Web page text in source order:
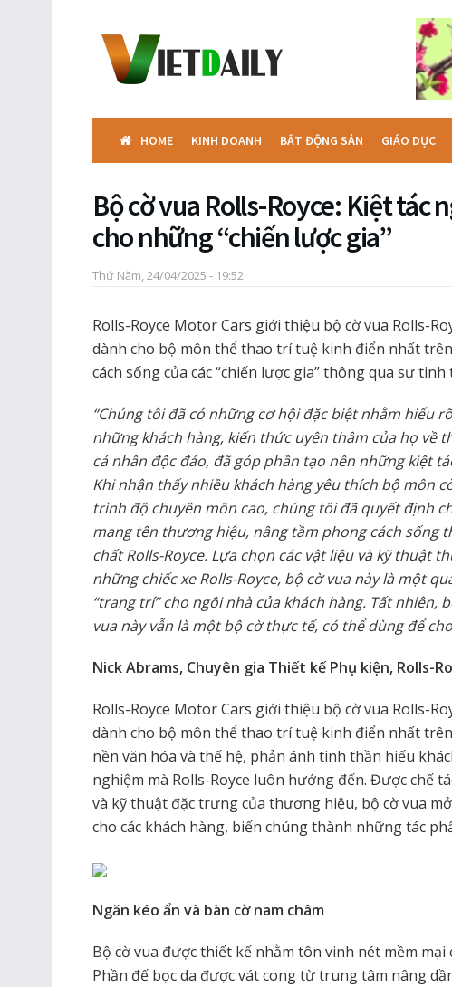
HOME KINH DOANH BẤT ĐỘNG SẢN GIÁO DỤC
Bộ cờ vua Rolls-Royce: Kiệt tác
cho những “chiến lược gia”
Thứ Năm, 24/04/2025 - 19:52
Rolls-Royce Motor Cars giới thiệu bộ cờ vua Rolls-
dành cho bộ môn thể thao trí tuệ kinh điển nhất
cách sống của các “chiến lược gia” thông qua sự
“Chúng tôi đã có những cơ hội đặc biệt nhằm hiểu
những khách hàng, kiến thức uyên thâm của họ về
cá nhân độc đáo, đã góp phần tạo nên những kiệt
Khi nhận thấy nhiều khách hàng yêu thích bộ môn
trình độ chuyên môn cao, chúng tôi đã quyết định
mang tên thương hiệu, nâng tầm phong cách sống
chất Rolls-Royce. Lựa chọn các vật liệu và kỹ thuật
những chiếc xe Rolls-Royce, bộ cờ vua này là một
“trang trí” cho ngôi nhà của khách hàng. Tất nhiên,
vua này vẫn là một bộ cờ thực tế, có thể dùng để
Nick Abrams, Chuyên gia Thiết kế Phụ kiện, Rolls-
Rolls-Royce Motor Cars giới thiệu bộ cờ vua Rolls-
dành cho bộ môn thể thao trí tuệ kinh điển nhất
nền văn hóa và thế hệ, phản ánh tinh thần hiếu
nghiệm mà Rolls-Royce luôn hướng đến. Được chế
và kỹ thuật đặc trưng của thương hiệu, bộ cờ vua
cho các khách hàng, biến chúng thành những tác
Ngăn kéo ẩn và bàn cờ nam châm
Bộ cờ vua được thiết kế nhằm tôn vinh nét mềm
Phần đế bọc da được vát cong từ trung tâm nâng